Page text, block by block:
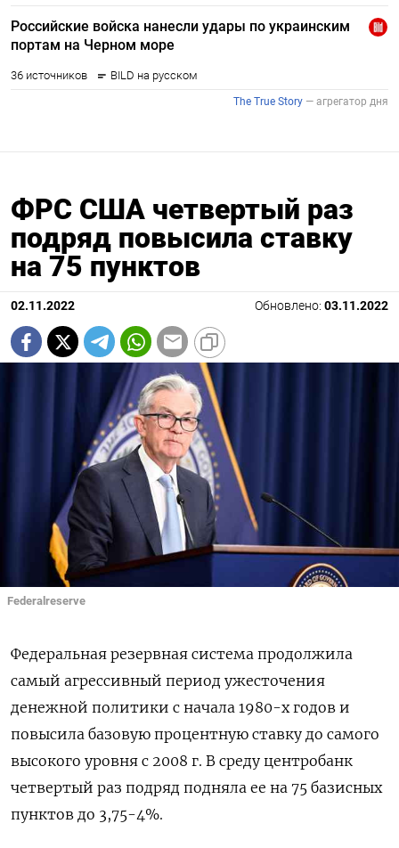
ФРС США четвертый раз
подряд повысила ставку
на 75 пунктов
02.11.2022 Обновлено: 03.11.2022
Federalreserve
Федеральная резервная система продолжила
самый агрессивный период ужесточения
денежной политики с начала 1980-х годов и
повысила базовую процентную ставку до самого
высокого уровня с 2008 г. В среду центробанк
четвертый раз подряд подняла ее на 75 базисных
пунктов до 3,75-4%.